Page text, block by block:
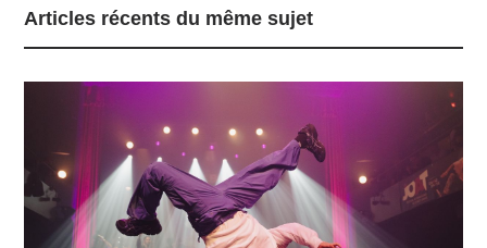
Articles récents du même sujet